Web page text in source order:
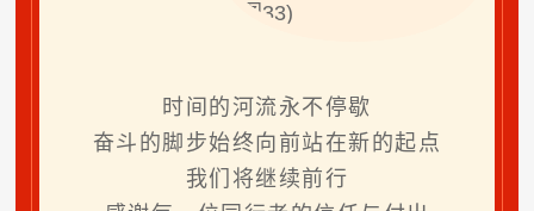
时间的河流永不停歇
奋斗的脚步始终向前站在新的起点
我们将继续前行